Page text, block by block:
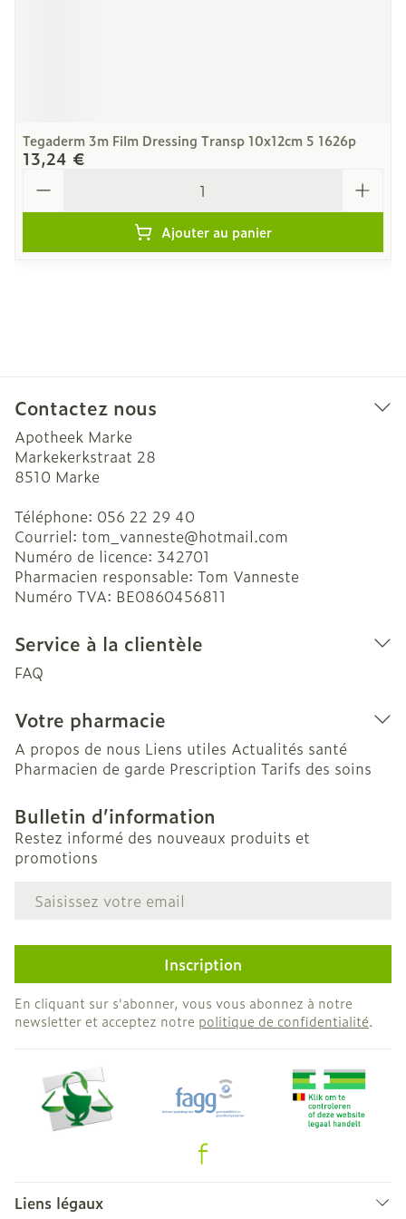
Tegaderm 3m Film Dressing Transp 10x12cm 5 1626p
13,24 €
Ajouter au panier
Contactez nous
Apotheek Marke
Markekerkstraat 28
8510 Marke
Téléphone: 056 22 29 40
Courriel: tom_vanneste@hotmail.com
Numéro de licence: 342701
Pharmacien responsable: Tom Vanneste
Numéro TVA: BE0860456811
Service à la clientèle
FAQ
Votre pharmacie
A propos de nous Liens utiles Actualités santé
Pharmacien de garde Prescription Tarifs des soins
Bulletin d’information
Restez informé des nouveaux produits et
promotions
Adresse mail
Inscription
En cliquant sur s'abonner, vous vous abonnez à notre
newsletter et acceptez notre politique de confidentialité.
Liens légaux